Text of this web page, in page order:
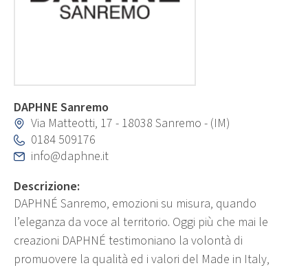
DAPHNE Sanremo
Via Matteotti, 17 - 18038 Sanremo - (IM)
0184 509176
info@daphne.it
Descrizione:
DAPHNÉ Sanremo, emozioni su misura, quando
l’eleganza da voce al territorio. Oggi più che mai le
creazioni DAPHNÉ testimoniano la volontà di
promuovere la qualità ed i valori del Made in Italy,